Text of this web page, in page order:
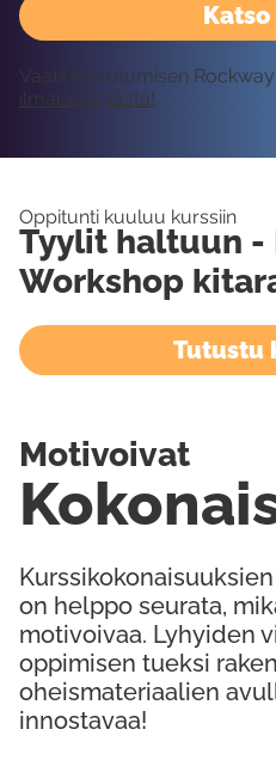
Vaatii kirjautumisen
ilmaiseksi tästä!
Oppitunti kuuluu kurssiin
Tyylit haltuun -
Workshop
Tutustu
on helppo seurata,
motivoivaa. Lyhyiden
oppimisen tueksi
oheismateriaalien
innostavaa!
Motivoivat